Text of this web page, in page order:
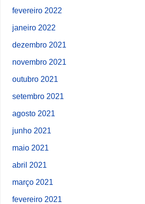
fevereiro 2022
janeiro 2022
dezembro 2021
novembro 2021
outubro 2021
setembro 2021
agosto 2021
junho 2021
maio 2021
abril 2021
março 2021
fevereiro 2021